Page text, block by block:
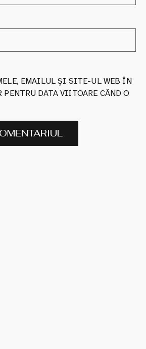
EMAILUL ȘI SITE-UL WEB ÎN
PENTRU DATA VIITOARE CÂND O